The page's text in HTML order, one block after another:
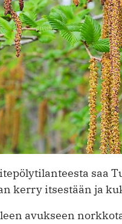
saa
kerry itsestään ja
avukseen